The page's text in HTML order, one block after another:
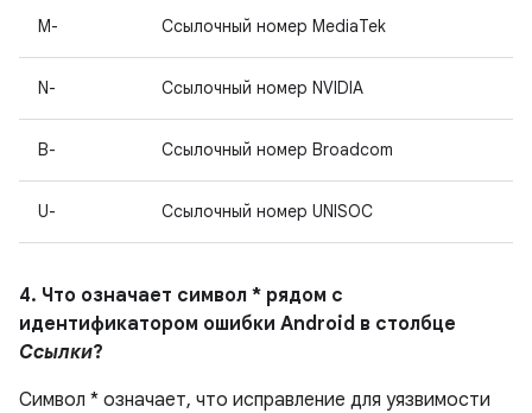
M- Ссылочный номер MediaTek
N- Ссылочный номер NVIDIA
B- Ссылочный номер Broadcom
U- Ссылочный номер UNISOC
4. Что означает символ * рядом с
идентификатором ошибки Android в столбце
Ссылки?
Символ * означает, что исправление для уязвимости